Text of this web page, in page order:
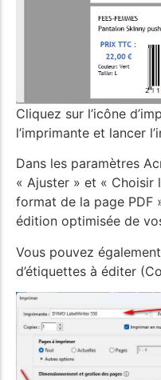
Cliquez sur l’icône
l’imprimante et lancer
Dans les paramètres
« Ajuster » et « Choisir
format de la page PDF
édition optimisée de
Vous pouvez
d’étiquettes à éditer